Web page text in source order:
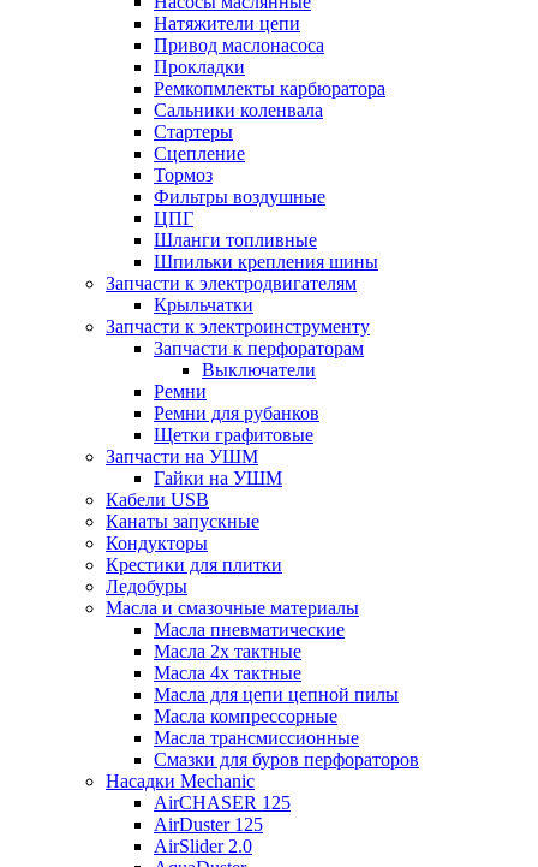
Натяжители цепи
Привод маслонасоса
Прокладки
Ремкопмлекты карбюратора
Сальники коленвала
Стартеры
Сцепление
Тормоз
Фильтры воздушные
ЦПГ
Шланги топливные
Шпильки крепления шины
Запчасти к электродвигателям
Крыльчатки
Запчасти к электроинструменту
Запчасти к перфораторам
Выключатели
Ремни
Ремни для рубанков
Щетки графитовые
Запчасти на УШМ
Гайки на УШМ
Кабели USB
Канаты запускные
Кондукторы
Крестики для плитки
Ледобуры
Масла и смазочные материалы
Масла пневматические
Масла 2х тактные
Масла 4х тактные
Масла для цепи цепной пилы
Масла компрессорные
Масла трансмиссионные
Смазки для буров перфораторов
Насадки Mechanic
AirCHASER 125
AirDuster 125
AirSlider 2.0